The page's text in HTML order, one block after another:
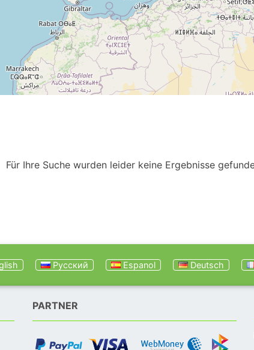
Für Ihre Suche wurden leider keine Ergebnisse
Русский Espanol Deutsch
PARTNER